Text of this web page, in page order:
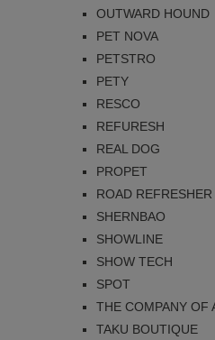
OUTWARD HOUND
PET NOVA
PETSTRO
PETY
RESCO
REFURESH
REAL DOG
PROPET
ROAD REFRESHER
SHERNBAO
SHOWLINE
SHOW TECH
SPOT
THE COMPANY OF
TAKU BOUTIQUE